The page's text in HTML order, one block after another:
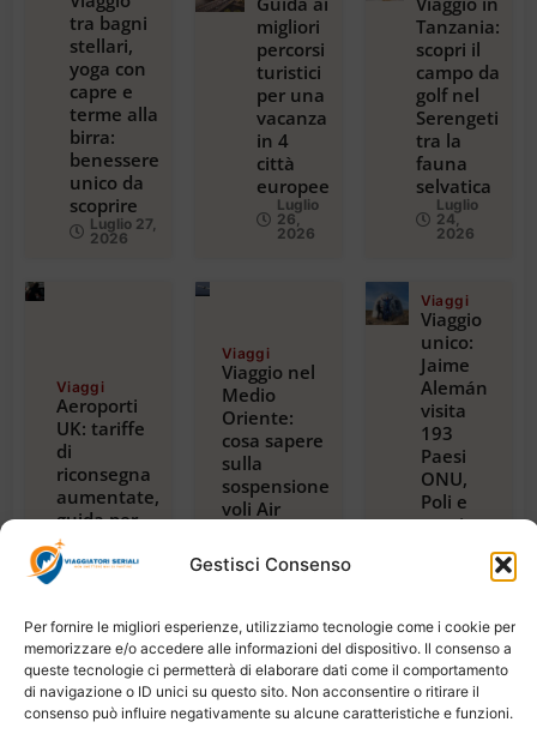
Gestisci Consenso
Per fornire le migliori esperienze, utilizziamo tecnologie come i cookie per
memorizzare e/o accedere alle informazioni del dispositivo. Il consenso a
queste tecnologie ci permetterà di elaborare dati come il comportamento
di navigazione o ID unici su questo sito. Non acconsentire o ritirare il
consenso può influire negativamente su alcune caratteristiche e funzioni.
tra bagni
stellari,
yoga con
capre e
terme alla
birra:
benessere
unico da
scoprire
Luglio 27,
2026
migliori
percorsi
turistici
per una
vacanza
in 4
città
europee
Luglio
26,
2026
Tanzania:
scopri il
campo da
golf nel
Serengeti
tra la
fauna
selvatica
Luglio
24,
2026
Viaggi
Aeroporti
UK: tariffe
di
riconsegna
aumentate,
guida per
viaggiatori
2024
Viaggi
Viaggio nel
Medio
Oriente:
cosa sapere
sulla
sospensione
voli Air
Riyadh,
Dubai e
Luglio 22,
2026
Viaggi
Viaggio
unico:
Jaime
Alemán
visita
193
Paesi
ONU,
Poli e
spazio,
Tanzania
Luglio
21,
2026